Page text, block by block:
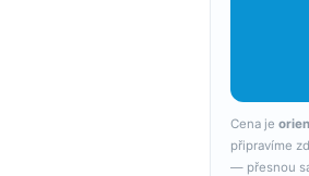
Cena je
připravíme
— přesnou